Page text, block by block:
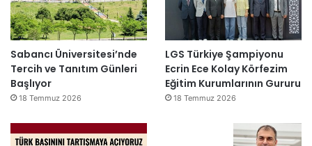
Sabancı Üniversitesi’nde
Tercih ve Tanıtım Günleri
Başlıyor
18 Temmuz 2026
LGS Türkiye Şampiyonu
Ecrin Ece Kolay Körfezim
Eğitim Kurumlarının Gururu
18 Temmuz 2026